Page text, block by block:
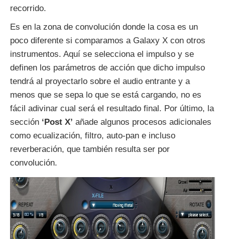
recorrido.
Es en la zona de convolución donde la cosa es un
poco diferente si comparamos a Galaxy X con otros
instrumentos. Aquí se selecciona el impulso y se
definen los parámetros de acción que dicho impulso
tendrá al proyectarlo sobre el audio entrante y a
menos que se sepa lo que se está cargando, no es
fácil adivinar cual será el resultado final. Por último, la
sección ‘Post X’ añade algunos procesos adicionales
como ecualización, filtro, auto-pan e incluso
reverberación, que también resulta ser por
convolución.